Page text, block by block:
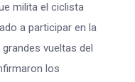
milita el ciclista
a participar en la
vueltas del
los